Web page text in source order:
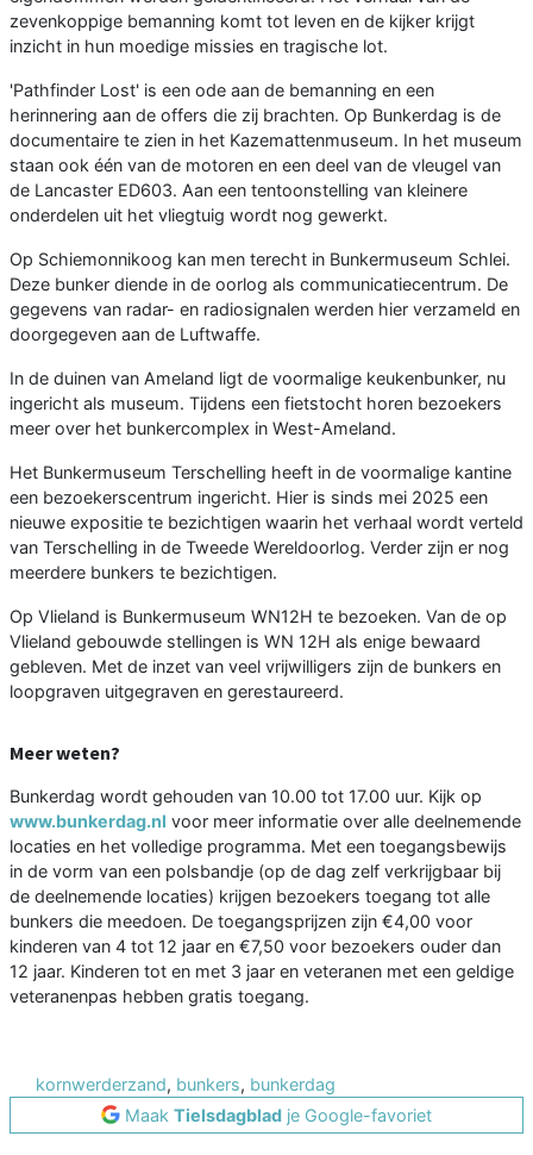
zevenkoppige bemanning komt tot leven en de kijker krijgt
inzicht in hun moedige missies en tragische lot.
'Pathfinder Lost' is een ode aan de bemanning en een
herinnering aan de offers die zij brachten. Op Bunkerdag is de
documentaire te zien in het Kazemattenmuseum. In het museum
staan ook één van de motoren en een deel van de vleugel van
de Lancaster ED603. Aan een tentoonstelling van kleinere
onderdelen uit het vliegtuig wordt nog gewerkt.
Op Schiemonnikoog kan men terecht in Bunkermuseum Schlei.
Deze bunker diende in de oorlog als communicatiecentrum. De
gegevens van radar- en radiosignalen werden hier verzameld en
doorgegeven aan de Luftwaffe.
In de duinen van Ameland ligt de voormalige keukenbunker, nu
ingericht als museum. Tijdens een fietstocht horen bezoekers
meer over het bunkercomplex in West-Ameland.
Het Bunkermuseum Terschelling heeft in de voormalige kantine
een bezoekerscentrum ingericht. Hier is sinds mei 2025 een
nieuwe expositie te bezichtigen waarin het verhaal wordt verteld
van Terschelling in de Tweede Wereldoorlog. Verder zijn er nog
meerdere bunkers te bezichtigen.
Op Vlieland is Bunkermuseum WN12H te bezoeken. Van de op
Vlieland gebouwde stellingen is WN 12H als enige bewaard
gebleven. Met de inzet van veel vrijwilligers zijn de bunkers en
loopgraven uitgegraven en gerestaureerd.
Meer weten?
Bunkerdag wordt gehouden van 10.00 tot 17.00 uur. Kijk op
www.bunkerdag.nl voor meer informatie over alle deelnemende
locaties en het volledige programma. Met een toegangsbewijs
in de vorm van een polsbandje (op de dag zelf verkrijgbaar bij
de deelnemende locaties) krijgen bezoekers toegang tot alle
bunkers die meedoen. De toegangsprijzen zijn €4,00 voor
kinderen van 4 tot 12 jaar en €7,50 voor bezoekers ouder dan
12 jaar. Kinderen tot en met 3 jaar en veteranen met een geldige
veteranenpas hebben gratis toegang.
kornwerderzand, bunkers, bunkerdag
Maak Tielsdagblad je Google-favoriet